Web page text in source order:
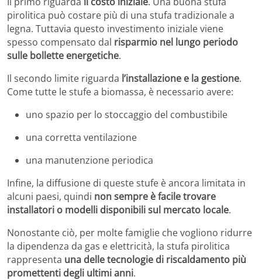
pirolitica può costare più di una stufa tradizionale a
legna. Tuttavia questo investimento iniziale viene
spesso compensato dal risparmio nel lungo periodo
sulle bollette energetiche.
Il secondo limite riguarda l’installazione e la gestione.
Come tutte le stufe a biomassa, è necessario avere:
uno spazio per lo stoccaggio del combustibile
una corretta ventilazione
una manutenzione periodica
Infine, la diffusione di queste stufe è ancora limitata in
alcuni paesi, quindi non sempre è facile trovare
installatori o modelli disponibili sul mercato locale.
Nonostante ciò, per molte famiglie che vogliono ridurre
la dipendenza da gas e elettricità, la stufa pirolitica
rappresenta una delle tecnologie di riscaldamento più
promettenti degli ultimi anni.